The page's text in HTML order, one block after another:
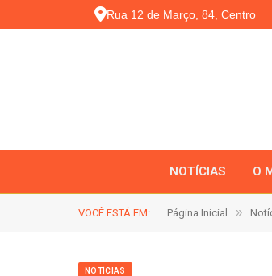
Rua 12 de Março, 84, Centro
NOTÍCIAS O
VOCÊ ESTÁ EM: Página Inicial »
NOTÍCIAS